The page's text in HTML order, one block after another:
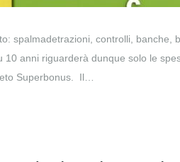
spalmadetrazioni, controlli, banche,
10 anni riguarderà dunque solo le
Superbonus. Il…